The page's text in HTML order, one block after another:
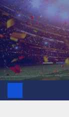
Zum
Inhalt
springen